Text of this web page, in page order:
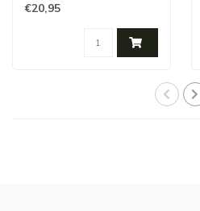
€20,95